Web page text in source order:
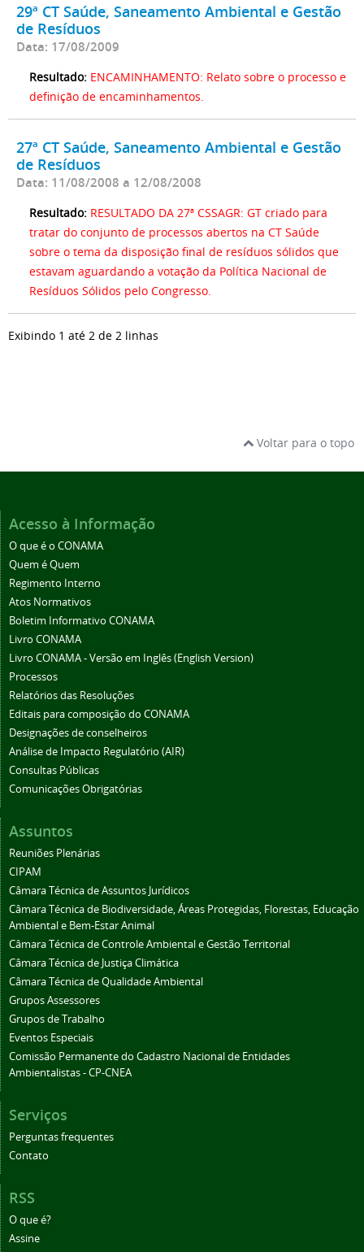
29ª CT Saúde, Saneamento Ambiental e Gestão
de Resíduos
Data: 17/08/2009
Resultado: ENCAMINHAMENTO: Relato sobre o processo e
definição de encaminhamentos.
27ª CT Saúde, Saneamento Ambiental e Gestão
de Resíduos
Data: 11/08/2008 a 12/08/2008
Resultado: RESULTADO DA 27ª CSSAGR: GT criado para
tratar do conjunto de processos abertos na CT Saúde
sobre o tema da disposição final de resíduos sólidos que
estavam aguardando a votação da Política Nacional de
Resíduos Sólidos pelo Congresso.
Exibindo 1 até 2 de 2 linhas
Voltar para o topo
Acesso à Informação
O que é o CONAMA
Quem é Quem
Regimento Interno
Atos Normativos
Boletim Informativo CONAMA
Livro CONAMA
Livro CONAMA - Versão em Inglês (English Version)
Processos
Relatórios das Resoluções
Editais para composição do CONAMA
Designações de conselheiros
Análise de Impacto Regulatório (AIR)
Consultas Públicas
Comunicações Obrigatórias
Assuntos
Reuniões Plenárias
CIPAM
Câmara Técnica de Assuntos Jurídicos
Câmara Técnica de Biodiversidade, Áreas Protegidas, Florestas, Educação
Ambiental e Bem-Estar Animal
Câmara Técnica de Controle Ambiental e Gestão Territorial
Câmara Técnica de Justiça Climática
Câmara Técnica de Qualidade Ambiental
Grupos Assessores
Grupos de Trabalho
Eventos Especiais
Comissão Permanente do Cadastro Nacional de Entidades
Ambientalistas - CP-CNEA
Serviços
Perguntas frequentes
Contato
RSS
O que é?
Assine